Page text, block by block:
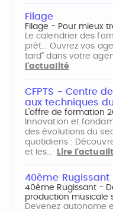
Filage
Filage - Pour mieux
Le calendrier des
prêt... Ouvrez vos
tard" dans votre
l'actualité
CFPTS - Centre
aux techniques
L’offre de formation
Innovation et
des évolutions du
quotidiens :
et les…
Lire
40ème Rugissant
40ème Rugissant -
production musicale
Devenez autonome